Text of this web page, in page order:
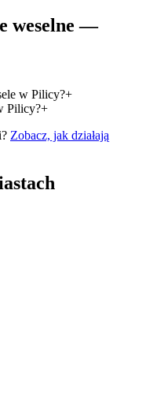
weselne —
w Pilicy?+
Pilicy?+
Zobacz, jak działają